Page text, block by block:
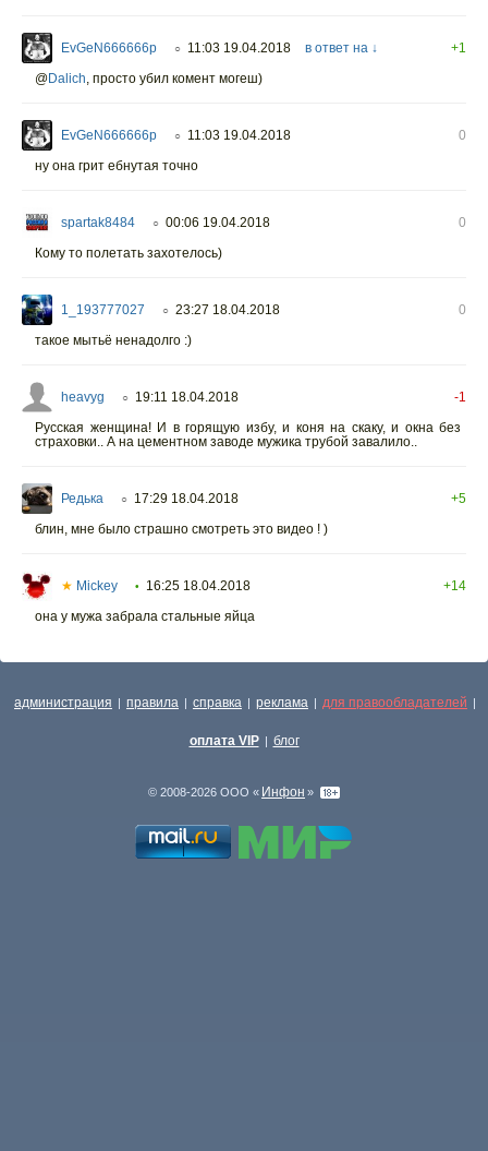
EvGeN666666p ○ 11:03 19.04.2018 в ответ на ↓
+1
@Dalich просто убил комент могеш)
EvGeN666666p ○ 11:03 19.04.2018
0
ну она грит ебнутая точно
spartak8484 ○ 00:06 19.04.2018
0
Кому то полетать захотелось)
1_193777027 ○ 23:27 18.04.2018
0
такое мытьё ненадолго :)
heavyg ○ 19:11 18.04.2018
-1
Русская женщина! И в горящую избу, и коня на скаку, и окна без
страховки.. А на цементном заводе мужика трубой завалило..
Редька ○ 17:29 18.04.2018
+5
блин, мне было страшно смотреть это видео ! )
★ Mickey • 16:25 18.04.2018
+14
она у мужа забрала стальные яйца
администрация | правила | справка | реклама | для правообладателей |
оплата VIP | блог
© 2008-2026 ООО « Инфон »